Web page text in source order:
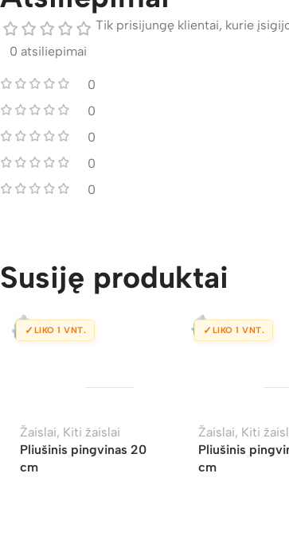
0 atsiliepimai
0
0
0
0
0
Tik prisijungę klientai, kurie
Susiję produktai
✓ LIKO 1 VNT.
Žaislai, Kiti žaislai
Pliušinis pingvinas 20
cm
✓ LIKO 1 VNT.
Žaislai, Kiti
Pliušinis
cm